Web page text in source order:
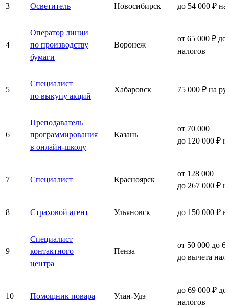
3 Осветитель Новосибирск до 54 000 ₽
4
Оператор линии
по производству
бумаги
Воронеж
от 65 000 ₽ до
налогов
5
Специалист
по выкупу акций
Хабаровск 75 000 ₽ на
6
Преподаватель
программирования
в онлайн-школу
Казань
от 70 000
до 120 000 ₽
7 Специалист Красноярск
от 128 000
до 267 000 ₽
8 Страховой агент Ульяновск до 150 000 ₽
9
Специалист
контактного
центра
Пенза
от 50 000 до
до вычета
10 Помощник повара Улан-Удэ
до 69 000 ₽ до
налогов